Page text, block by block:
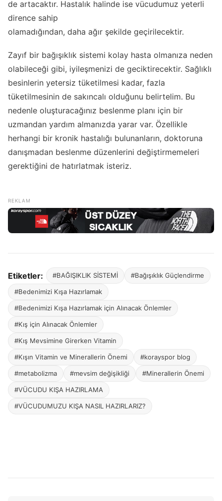
de artacaktır. Hastalık halinde ise vücudumuz yeterli
dirence sahip
olamadığından, daha ağır şekilde geçirilecektir.
Zayıf bir bağışıklık sistemi kolay hasta olmanıza neden
olabileceği gibi, iyileşmenizi de geciktirecektir. Sağlıklı
besinlerin yetersiz tüketilmesi kadar, fazla
tüketilmesinin de sakıncalı olduğunu belirtelim. Bu
nedenle oluşturacağınız beslenme planı için bir
uzmandan yardım almanızda yarar var. Özellikle
herhangi bir kronik hastalığı bulunanların, doktoruna
danışmadan beslenme düzenlerini değiştirmemeleri
gerektiğini de hatırlatmak isteriz.
Etiketler: #BAĞIŞIKLIK SİSTEMİ #Bağışıklık Güçlendirme
#Bedenimizi Kışa Hazırlamak
#Bedenimizi Kışa Hazırlamak için Alınacak Önlemler
#Kış için Alınacak Önlemler
#Kış Mevsimine Girerken Vitamin
#Kışın Vitamin ve Minerallerin Önemi #korayspor blog
#metabolizma #mevsim değişikliği #Minerallerin Önemi
#VÜCUDU KIŞA HAZIRLAMA
#VÜCUDUMUZU KIŞA NASIL HAZIRLARIZ?